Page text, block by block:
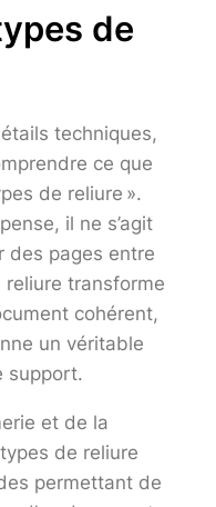
de
techniques,
ce que
de reliure ».
il ne s’agit
des pages entre
reliure transforme
cohérent,
un véritable
support.
et de la
de reliure
permettant de